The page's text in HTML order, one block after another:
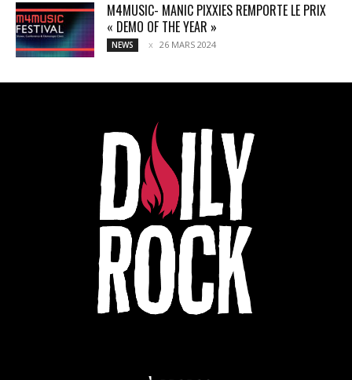
M4MUSIC- MANIC PIXXIES REMPORTE LE PRIX
« DEMO OF THE YEAR »
NEWS 26 MARS 2024